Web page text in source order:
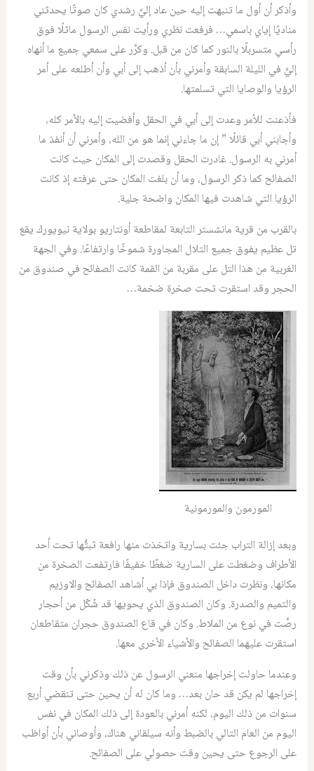
وأذكر أن أول ما تنبهت إليه حين عاد إليَّ رشدي كان صوتًا يحدثني
مناديًا إياي باسمي… فرفعت نظري ورأيت نفس الرسول ماثلًا فوق
رأسي متسربلًا بالنور كما كان من قبل. وكرَّر على سمعي جميع ما أنهاه
إليَّ في الليلة السابقة وأمرني بأن أذهب إلى أبي وأن أطلعه على أمر
الرؤيا والوصايا التي تسلمتها.
فأذعنت للأمر وعدت إلى أبي في الحقل وأفضيت إليه بالأمر كله،
وأجابني أبي قائلًا ” إن ما جاءني إنما هو من الله، وأمرني أن أنفذ ما
أمرني به الرسول. غادرت الحقل وقصدت إلى المكان حيث كانت
الصفائح كما ذكر الرسول، وما أن بلغت المكان حتى عرفته إذ كانت
الرؤيا التي شاهدت فيها المكان واضحة جلية.
بالقرب من قرية مانشستر التابعة لمقاطعة أونتاريو بولاية نيويورك يقع
تل عظيم يفوق جميع التلال المجاورة شموخًا وارتفاعًا. وفي الجهة
الغربية من هذا التل على مقربة من القمة كانت الصفائح في صندوق من
الحجر وقد استقرت تحت صخرة ضخمة…
المورمون والمورمونية
وبعد إزالة التراب جئت بسارية واتخذت منها رافعة ثبتُّها تحت أحد
الأطراف وضغطت على السارية ضغطًا خفيفًا فارتفعت الصخرة من
مكانها، ونظرت داخل الصندوق فإذا بي أشاهد الصفائح والاوزيم
والتميم والصدرة. وكان الصندوق الذي يحويها قد شُكّل من أحجار
رصَّت في نوع من الملاط. وكان في قاع الصندوق حجران متقاطعان
استقرت عليهما الصفائح والأشياء الأخرى معها.
وعندما حاولت إخراجها منعني الرسول عن ذلك وذكرني بأن وقت
إخراجها لم يكن قد حان بعد… وما كان له أن يحين حتى تنقضي أربع
سنوات من ذلك اليوم، لكنه أمرني بالعودة إلى ذلك المكان في نفس
اليوم من العام التالي بالضبط وأنه سيلقاني هناك، وأوصاني بأن أواظب
على الرجوع حتى يحين وقت حصولي على الصفائح.